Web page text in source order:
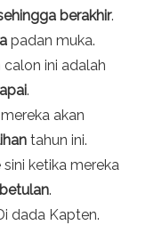
berakhir.
padan muka.
ini adalah
.
akan
tahun ini.
ketika mereka
.
dada Kapten.